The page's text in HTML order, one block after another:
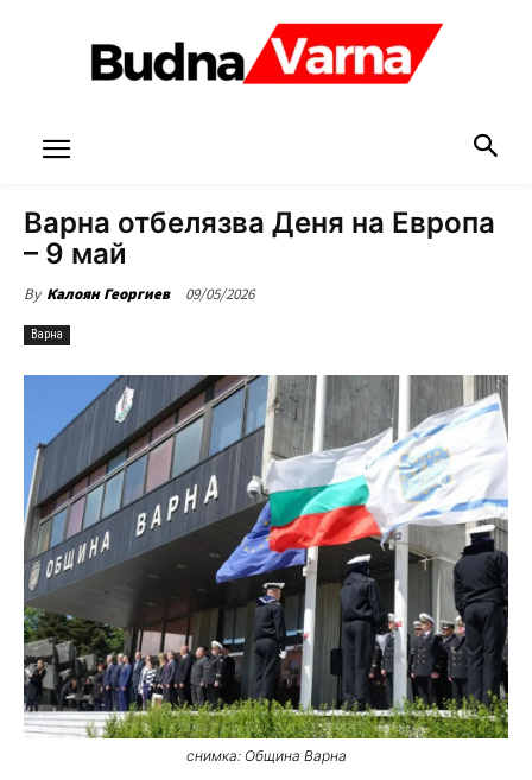
Варна отбелязва Деня на Европа
– 9 май
By Калоян Георгиев 09/05/2026
Варна
снимка: Община Варна